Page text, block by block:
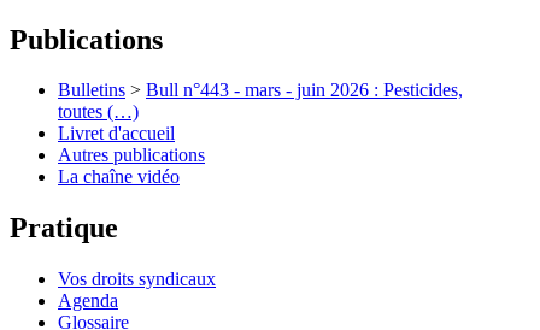
Publications
Bulletins > Bull n°443 - mars - juin 2026 : Pesticides,
toutes (…)
Livret d'accueil
Autres publications
La chaîne vidéo
Pratique
Vos droits syndicaux
Agenda
Glossaire